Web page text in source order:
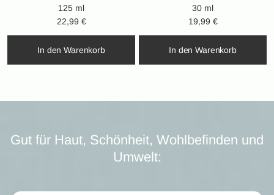
125 ml
22,99 €
In den Warenkorb
30 ml
19,99 €
In den Warenkorb
Gut für Haut, Schönheit, Wohlbefinden und
Umwelt: